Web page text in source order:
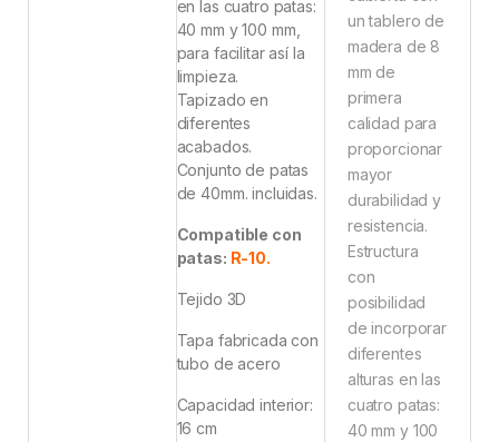
en las cuatro patas:
40 mm y 100 mm,
para facilitar así la
limpieza.
Tapizado en
diferentes
acabados.
Conjunto de patas
de 40mm. incluidas.
Compatible con
patas: R-10.
Tejido 3D
Tapa fabricada con
tubo de acero
Capacidad interior:
16 cm
un tablero de
madera de 8
mm de
primera
calidad para
proporcionar
mayor
durabilidad y
resistencia.
Estructura
con
posibilidad
de incorporar
diferentes
alturas en las
cuatro patas:
40 mm y 100